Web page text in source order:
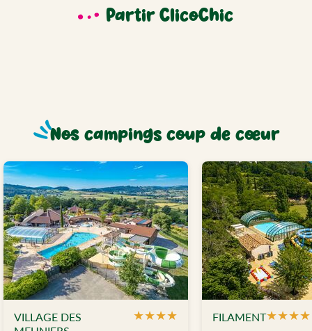
Partir ClicoChic
Nos campings coup de cœur
VILLAGE DES
★★★★ FILAMENT★★★★